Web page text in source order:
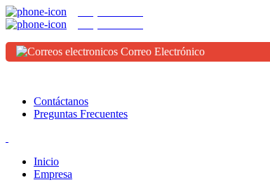
Correo Electrónico
Contáctanos
Preguntas Frecuentes
Inicio
Empresa